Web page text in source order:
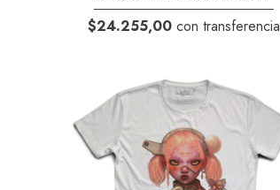
$24.255,00con transferencia